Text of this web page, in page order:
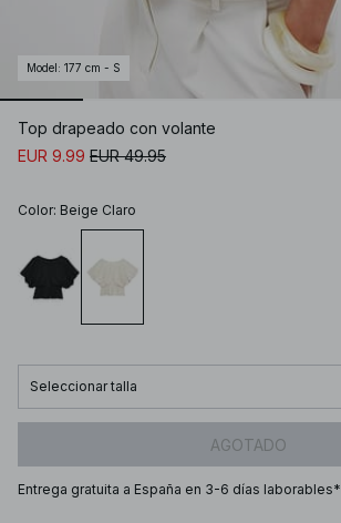
Model : 177 cm - S
Top drapeado con volante
EUR 9.99 EUR 49.95
Color: Beige Claro
Seleccionar talla
AGOTADO
Entrega gratuita a España en 3-6 días laborables*